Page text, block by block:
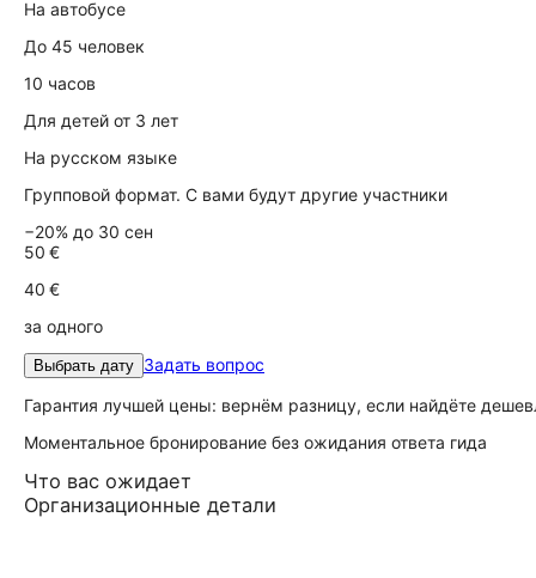
На автобусе
До 45 человек
10 часов
Для детей от 3 лет
На русском языке
Групповой формат. С вами будут другие участники
−20% до 30 сен
50 €
40 €
за одного
Выбрать дату Задать вопрос
Гарантия лучшей цены: вернём разницу, если найдёте
Моментальное бронирование без ожидания ответа гида
Что вас ожидает
Организационные детали